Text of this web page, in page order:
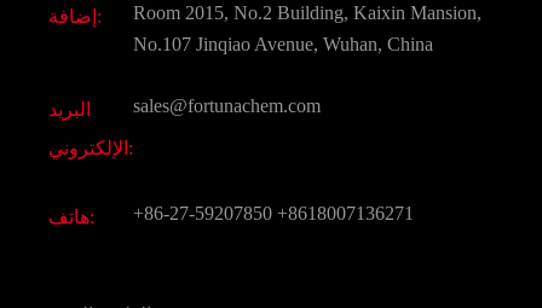
النكهات و عطور
الكيميائية CAS
جميع المواد الكيميائية غرامة
إضافة:
Room 2015, No.2 Building, Kaixin Mansion,
No.107 Jinqiao Avenue, Wuhan, China
البريد
الإلكتروني:
sales@fortunachem.com
هاتف: +86-27-59207850 +8618007136271